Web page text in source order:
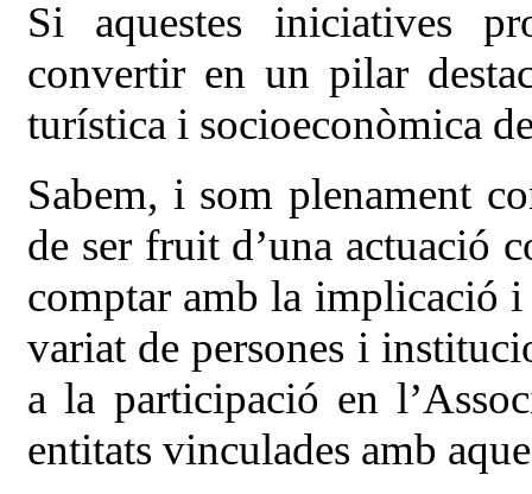
Si aquestes iniciatives
convertir en un pilar
turística i socioeconòmica
Sabem, i som plenament
de ser fruit d’una actuació
comptar amb la implicació
variat de persones i
a la participació en
entitats vinculades amb